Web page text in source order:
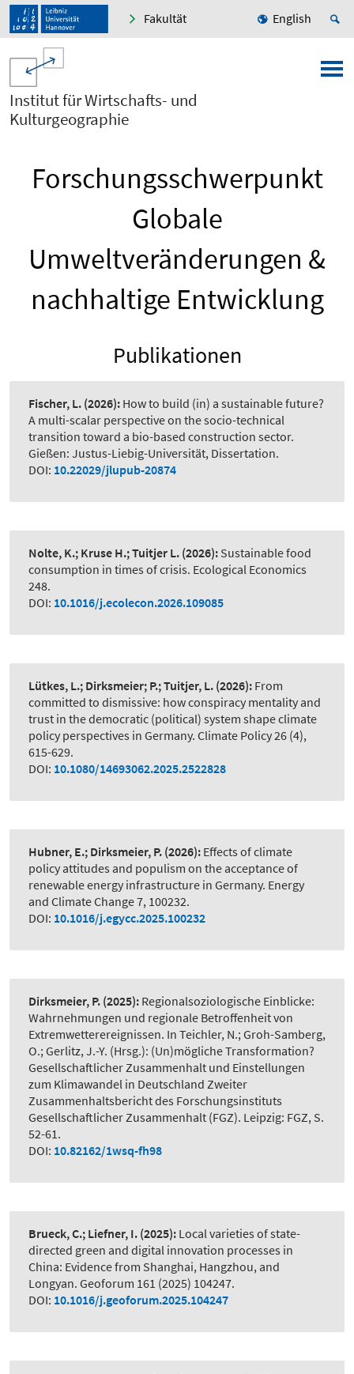
Fakultät English
Institut für Wirtschafts- und
Kulturgeographie
Forschungsschwerpunkt
Globale
Umweltveränderungen &
nachhaltige Entwicklung
Publikationen
Fischer, L. (2026): How to build (in) a sustainable future?
A multi-scalar perspective on the socio-technical
transition toward a bio-based construction sector.
Gießen: Justus-Liebig-Universität, Dissertation.
DOI: 10.22029/jlupub-20874
Nolte, K.; Kruse H.; Tuitjer L. (2026): Sustainable food
consumption in times of crisis. Ecological Economics
248.
DOI: 10.1016/j.ecolecon.2026.109085
Lütkes, L.; Dirksmeier; P.; Tuitjer, L. (2026): From
committed to dismissive: how conspiracy mentality and
trust in the democratic (political) system shape climate
policy perspectives in Germany. Climate Policy 26 (4),
615-629.
DOI: 10.1080/14693062.2025.2522828
Hubner, E.; Dirksmeier, P. (2026): Effects of climate
policy attitudes and populism on the acceptance of
renewable energy infrastructure in Germany. Energy
and Climate Change 7, 100232.
DOI: 10.1016/j.egycc.2025.100232
Dirksmeier, P. (2025): Regionalsoziologische Einblicke:
Wahrnehmungen und regionale Betroffenheit von
Extremwetterereignissen. In Teichler, N.; Groh-Samberg,
O.; Gerlitz, J.-Y. (Hrsg.): (Un)mögliche Transformation?
Gesellschaftlicher Zusammenhalt und Einstellungen
zum Klimawandel in Deutschland Zweiter
Zusammenhaltsbericht des Forschungsinstituts
Gesellschaftlicher Zusammenhalt (FGZ). Leipzig: FGZ, S.
52-61.
DOI: 10.82162/1wsq-fh98
Brueck, C.; Liefner, I. (2025): Local varieties of state-
directed green and digital innovation processes in
China: Evidence from Shanghai, Hangzhou, and
Longyan. Geoforum 161 (2025) 104247.
DOI: 10.1016/j.geoforum.2025.104247